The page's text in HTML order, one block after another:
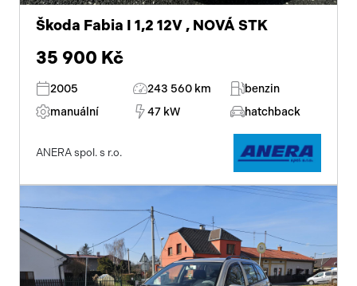
Škoda Fabia I 1,2 12V , NOVÁ STK
35 900 Kč
2005 243 560 km
benzin
manuální
47 kW hatchback
ANERA spol. s r.o.